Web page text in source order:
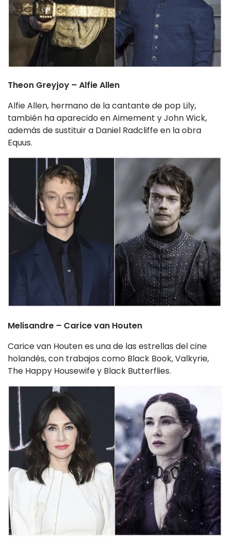
Theon Greyjoy – Alfie Allen
Alfie Allen, hermano de la cantante de pop Lily,
también ha aparecido en Aimement y John Wick,
además de sustituir a Daniel Radcliffe en la obra
Equus.
Melisandre – Carice van Houten
Carice van Houten es una de las estrellas del cine
holandés, con trabajos como Black Book, Valkyrie,
The Happy Housewife y Black Butterflies.